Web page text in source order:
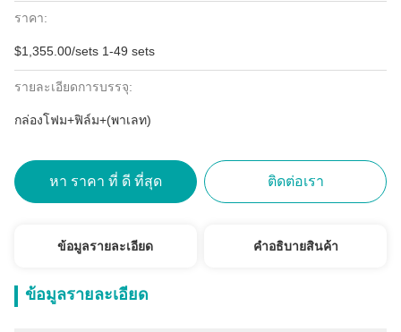
ราคา:
$1,355.00/sets 1-49 sets
รายละเอียดการบรรจุ:
กล่องโฟม+ฟิล์ม+(พาเลท)
หา ราคา ที่ ดี ที่สุด ติดต่อเรา
ข้อมูลรายละเอียด คําอธิบายสินค้า
ข้อมูลรายละเอียด